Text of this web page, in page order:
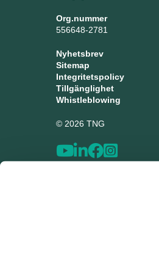
Org.nummer
556648-2781
Nyhetsbrev
Sitemap
Integritetspolicy
Tillgänglighet
Whistleblowing
© 2026 TNG